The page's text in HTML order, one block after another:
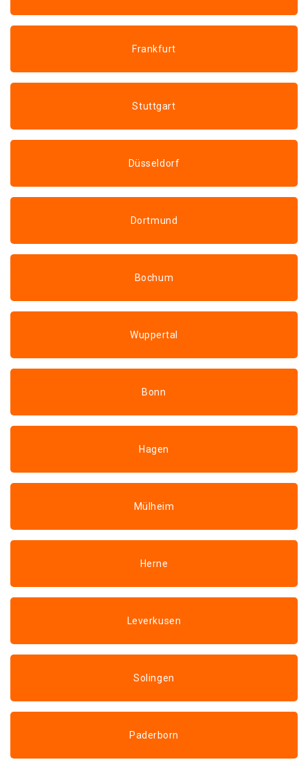
Frankfurt
Stuttgart
Düsseldorf
Dortmund
Bochum
Wuppertal
Bonn
Hagen
Mülheim
Herne
Leverkusen
Solingen
Paderborn